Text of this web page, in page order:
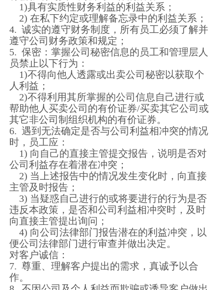
1)具有实质性财务利益的利益关系；
2) 在私下约定或理解备忘录中的利益关系；
4. 诚实的遵守财务制度，所有员工必须了解并
遵守公司财务政策和规定；
5. 保密：掌握公司秘密信息的员工和管理层人
员禁止以下行为：
1)不得向他人透露或出卖公司秘密以获取个
人利益；
2)不得利用其所掌握的公司信息自己进行或
帮助他人买卖公司的有价证券/买卖其它公司或
其它非公司制组织机构的有价证券。
6. 遇到无法确定是否与公司利益相冲突的情况
时，员工应：
1) 向自己的直接主管提交报告，说明是否对
公司利益存在着潜在冲突；
2) 当上述报告中的情况发生变化时，向直接
主管及时报告；
3) 当疑惑自己进行的或将要进行的行为是否
违反本政策，是否和公司利益相冲突时，及时
向直接主管提出询问；
4) 向公司法律部门报告潜在的利益冲突，以
便公司法律部门进行审查并做出决定。
对客户诚信：
7. 尊重、理解客户提出的需求，真诚予以合
作。